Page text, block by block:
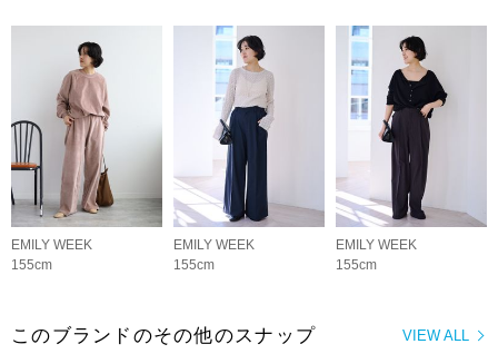
EMILY WEEK
155cm
EMILY WEEK
155cm
EMILY WEEK
155cm
VIEW ALL
このブランドのその他のスナップ